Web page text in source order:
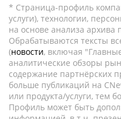
* Страница-профиль
услуги), технологии,
на основе анализа архива
Обрабатываются тексты
(новости, включая
аналитические обзоры
содержание партнёрских
больше публикаций на
или продукта/услуги, тем
Профиль может быть